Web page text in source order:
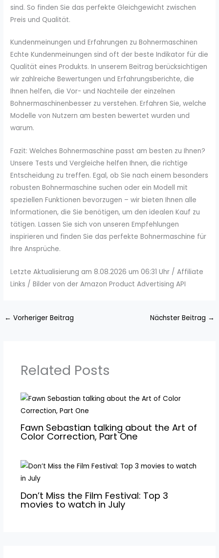
sind. So finden Sie das perfekte Gleichgewicht zwischen
Preis und Qualität.
Kundenmeinungen und Erfahrungen zu Bohnermaschinen
Echte Kundenmeinungen sind oft der beste Indikator für die
Qualität eines Produkts. In unserem Beitrag berücksichtigen
wir zahlreiche Bewertungen und Erfahrungsberichte, die
Ihnen helfen, die Vor- und Nachteile der einzelnen
Bohnermaschinenbesser zu verstehen. Erfahren Sie, welche
Modelle von Nutzern am besten bewertet wurden und
warum.
Fazit: Welches Bohnermaschine passt am besten zu Ihnen?
Unsere Tests und Vergleiche helfen Ihnen, die richtige
Entscheidung zu treffen. Egal, ob Sie nach einem besonders
robusten Bohnermaschine suchen oder ein Modell mit
speziellen Funktionen bevorzugen – wir bieten Ihnen alle
Informationen, die Sie benötigen, um den idealen Kauf zu
tätigen. Lassen Sie sich von unseren Empfehlungen
inspirieren und finden Sie das perfekte Bohnermaschine für
Ihre Ansprüche.
Letzte Aktualisierung am 8.08.2026 um 06:31 Uhr / Affiliate
Links / Bilder von der Amazon Product Advertising API
← Vorheriger Beitrag Nächster Beitrag →
Related Posts
Fawn Sebastian talking about the Art of
Color Correction, Part One
Don’t Miss the Film Festival: Top 3
movies to watch in July